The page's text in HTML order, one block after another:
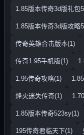
1.85版本传奇3d版礼包
1.85版本传奇3d版攻略
传奇英雄合击版本(1)
传奇1.95手机版(1)
1.95传奇攻略(1)
烽火迷失传奇(1)
1.85版本传奇523sy(1)
195传奇君临天下(1)